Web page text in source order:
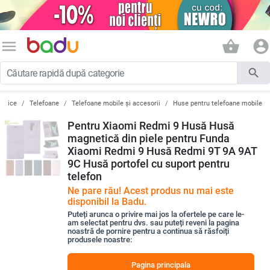
menu shopping_basket account_circle
search
Telefoane Telefoane mobile și accesorii Huse pentru telefoane mobile
Pentru Xiaomi Redmi 9 Husă Husă
magnetică din piele pentru Funda
Xiaomi Redmi 9 Husă Redmi 9T 9A 9AT
9C Husă portofel cu suport pentru
telefon
Ne pare rău! Acest produs nu mai este
disponibil la Badu.
Puteți arunca o privire mai jos la ofertele pe care le-
am selectat pentru dvs. sau puteți reveni la pagina
noastră de pornire pentru a continua să răsfoiți
produsele noastre:
Pagina principala